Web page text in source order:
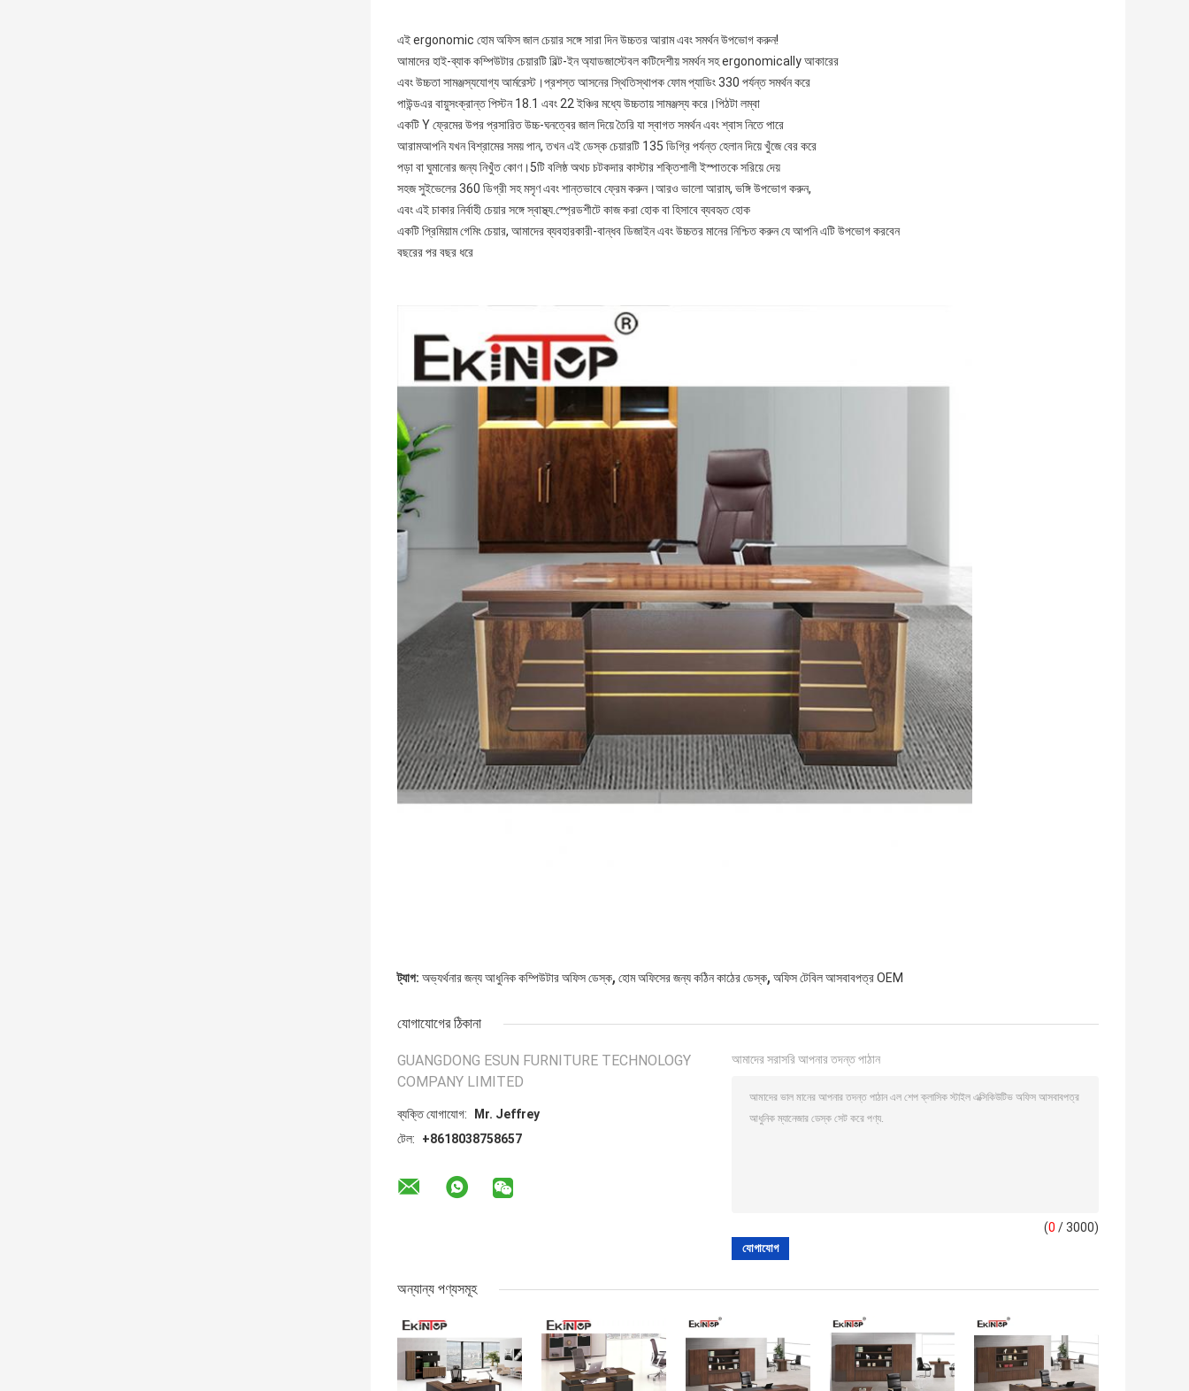
এই ergonomic হোম অফিস জাল চেয়ার সঙ্গে সারা দিন উচ্চতর আরাম এবং সমর্থন উপভোগ করুন!
আমাদের হাই-ব্যাক কম্পিউটার চেয়ারটি বিল্ট-ইন অ্যাডজাস্টেবল কটিদেশীয় সমর্থন সহ ergonomically আকারের
এবং উচ্চতা সামঞ্জস্যযোগ্য আর্মরেস্ট।প্রশস্ত আসনের স্থিতিস্থাপক ফোম প্যাডিং 330 পর্যন্ত সমর্থন করে
পাউন্ডএর বায়ুসংক্রান্ত পিস্টন 18.1 এবং 22 ইঞ্চির মধ্যে উচ্চতায় সামঞ্জস্য করে।পিঠটা লম্বা
একটি Y ফ্রেমের উপর প্রসারিত উচ্চ-ঘনত্বের জাল দিয়ে তৈরি যা স্বাগত সমর্থন এবং শ্বাস নিতে পারে
আরামআপনি যখন বিশ্রামের সময় পান, তখন এই ডেস্ক চেয়ারটি 135 ডিগ্রি পর্যন্ত হেলান দিয়ে খুঁজে বের করে
পড়া বা ঘুমানোর জন্য নিখুঁত কোণ।5টি বলিষ্ঠ অথচ চটকদার কাস্টার শক্তিশালী ইস্পাতকে সরিয়ে দেয়
সহজ সুইভেলের 360 ডিগ্রী সহ মসৃণ এবং শান্তভাবে ফ্রেম করুন।আরও ভালো আরাম, ভঙ্গি উপভোগ করুন,
এবং এই চাকার নির্বাহী চেয়ার সঙ্গে স্বাস্থ্য.স্প্রেডশীটে কাজ করা হোক বা হিসাবে ব্যবহৃত হোক
একটি প্রিমিয়াম গেমিং চেয়ার, আমাদের ব্যবহারকারী-বান্ধব ডিজাইন এবং উচ্চতর মানের নিশ্চিত করুন যে আপনি এটি উপভোগ করবেন
বছরের পর বছর ধরে
ট্যাগ: অভ্যর্থনার জন্য আধুনিক কম্পিউটার অফিস ডেস্ক, হোম অফিসের জন্য কঠিন কাঠের ডেস্ক, অফিস টেবিল আসবাবপত্র OEM
যোগাযোগের ঠিকানা
GUANGDONG ESUN FURNITURE TECHNOLOGY
COMPANY LIMITED
ব্যক্তি যোগাযোগ:
Mr. Jeffrey
টেল:
+8618038758657
আমাদের সরাসরি আপনার তদন্ত পাঠান
(0 / 3000)
অন্যান্য পণ্যসমূহ